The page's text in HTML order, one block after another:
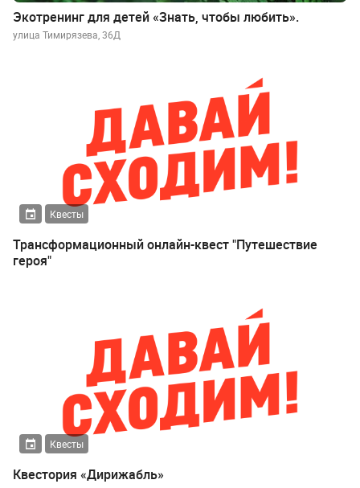
Экотренинг для детей «Знать, чтобы любить».
улица Тимирязева, 36Д
Квесты
Трансформационный онлайн-квест "Путешествие
героя"
Квесты
Квестория «Дирижабль»